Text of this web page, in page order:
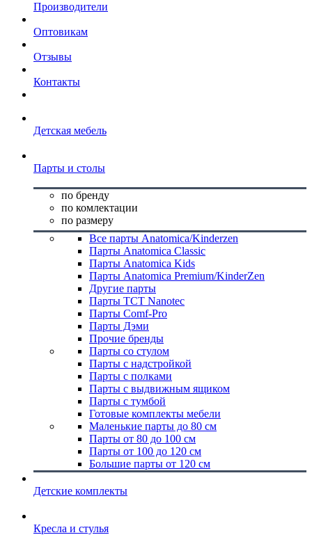
Производители
Оптовикам
Отзывы
Контакты
Детская мебель
Парты и столы
по бренду
по комлектации
по размеру
Все парты Anatomica/Kinderzen
Парты Anatomica Classic
Парты Anatomica Kids
Парты Anatomica Premium/KinderZen
Другие парты
Парты TCT Nanotec
Парты Comf-Pro
Парты Дэми
Прочие бренды
Парты со стулом
Парты с надстройкой
Парты с полками
Парты с выдвижным ящиком
Парты с тумбой
Готовые комплекты мебели
Маленькие парты до 80 см
Парты от 80 до 100 см
Парты от 100 до 120 см
Большие парты от 120 см
Детские комплекты
Кресла и стулья